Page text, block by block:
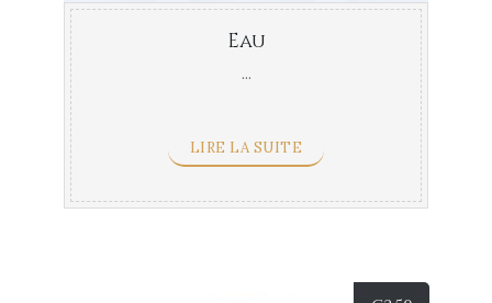
Eau
...
LIRE LA SUITE